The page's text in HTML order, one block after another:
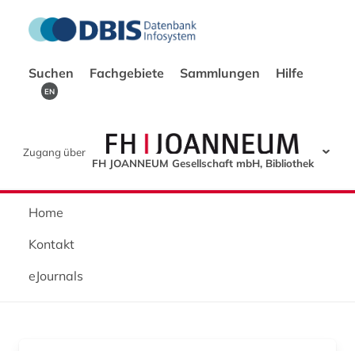
Suchen Fachgebiete Sammlungen Hilfe
EN
Zugang über
FH JOANNEUM Gesellschaft mbH, Bibliothek
Home
Kontakt
eJournals